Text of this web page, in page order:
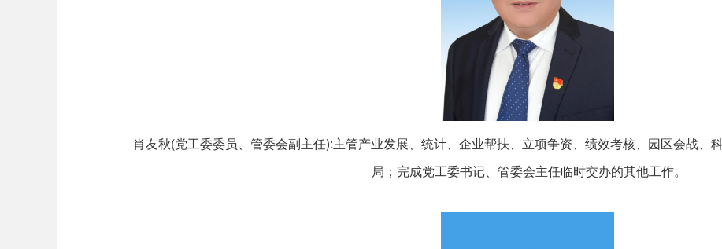
肖友秋(党工委委员、管委会副主任):主管产业发展、统计、企业帮扶、立项争资、绩效考核、园区会战、
局；完成党工委书记、管委会主任临时交办的其他工作。